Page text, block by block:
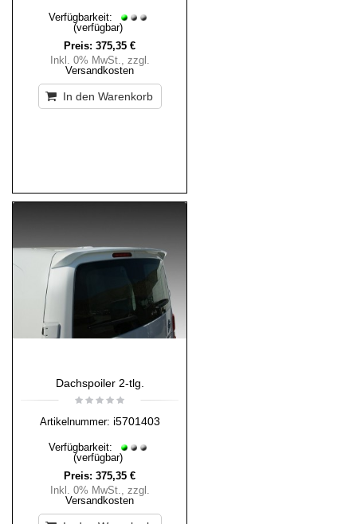
Verfügbarkeit:
(verfügbar)
Preis: 375,35 €
Inkl. 0% MwSt., zzgl.
Versandkosten
In den Warenkorb
Dachspoiler 2-tlg.
Artikelnummer: i5701403
Verfügbarkeit:
(verfügbar)
Preis: 375,35 €
Inkl. 0% MwSt., zzgl.
Versandkosten